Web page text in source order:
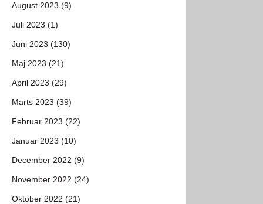
August 2023 (9)
Juli 2023 (1)
Juni 2023 (130)
Maj 2023 (21)
April 2023 (29)
Marts 2023 (39)
Februar 2023 (22)
Januar 2023 (10)
December 2022 (9)
November 2022 (24)
Oktober 2022 (21)